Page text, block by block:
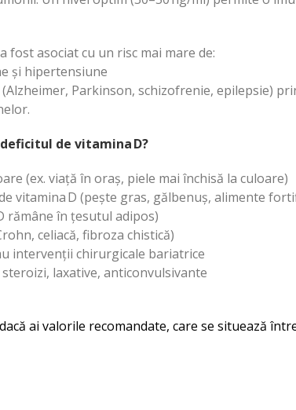
fost asociat cu un risc mai mare de:
și hipertensiune
Parkinson, schizofrenie, epilepsie)
de vitamina D?
(ex. viață în oraș, piele mai închisă la culoare)
vitamina D (pește gras, gălbenuș, alimente
rămâne în țesutul adipos)
celiacă, fibroza chistică)
intervenții chirurgicale bariatrice
laxative, anticonvulsivante
ai valorile recomandate, care se situează